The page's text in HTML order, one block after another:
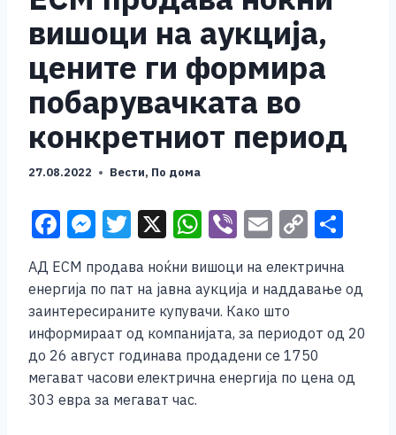
вишоци на аукција,
цените ги формира
побарувачката во
конкретниот период
27.08.2022 Вести, По дома
F
a
c
e
b
o
o
M
ss
e
n
g
er
T
tt
er
X W
at
s
A
p
p
Vi
er
E
ai
l
C
p
Li
n
k
ar
e
АД ЕСМ продава ноќни вишоци на електрична
енергија по пат на јавна аукција и наддавање од
заинтересираните купувачи. Како што
информираат од компанијата, за периодот од 20
до 26 август годинава продадени се 1750
мегават часови електрична енергија по цена од
303 евра за мегават час.